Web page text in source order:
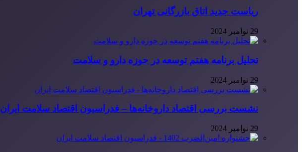
ریاست جدید اتاق بازرگانی تهران
29 نوامبر 2024
تحلیل برنامه هفتم توسعه در حوزه دارو و سلامت
29 نوامبر 2024
نشست بررسی اقتصاد داروخانه‌ها – فدراسیون اقتصاد سلامت ایران
29 نوامبر 2024